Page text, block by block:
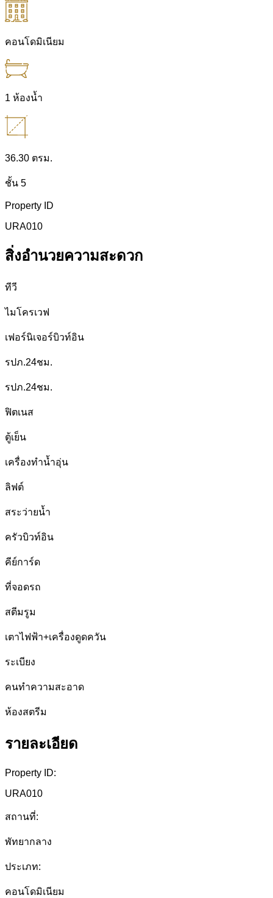
คอนโดมิเนียม
1 ห้องน้ำ
36.30 ตรม.
ชั้น 5
Property ID
URA010
สิ่งอำนวยความสะดวก
ทีวี
ไมโครเวฟ
เฟอร์นิเจอร์บิวท์อิน
รปภ.24ชม.
รปภ.24ชม.
ฟิตเนส
ตู้เย็น
เครื่องทำน้ำอุ่น
ลิฟต์
สระว่ายน้ำ
ครัวบิวท์อิน
คีย์การ์ด
ที่จอดรถ
สตีมรูม
เตาไฟฟ้า+เครื่องดูดควัน
ระเบียง
คนทำความสะอาด
ห้องสตรีม
รายละเอียด
Property ID:
URA010
สถานที่:
พัทยากลาง
ประเภท:
คอนโดมิเนียม